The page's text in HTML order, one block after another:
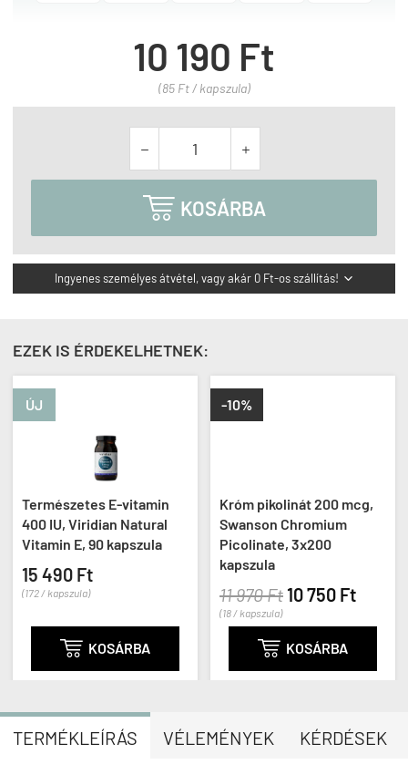
10 190 Ft
(85 Ft / kapszula)
 
 KOSÁRBA
Ingyenes személyes átvétel, vagy akár 0 Ft-os szállítás! 
EZEK IS ÉRDEKELHETNEK:
ÚJ
Természetes E-vitamin
400 IU, Viridian Natural
Vitamin E, 90 kapszula
15 490 Ft
(172 / kapszula)
 KOSÁRBA
-10%
Króm pikolinát 200 mcg,
Swanson Chromium
Picolinate, 3x200
kapszula
11 970 Ft 10 750 Ft
(18 / kapszula)
 KOSÁRBA
TERMÉKLEÍRÁS VÉLEMÉNYEK KÉRDÉSEK